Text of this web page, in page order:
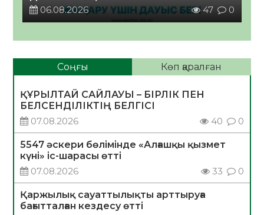
06.08.2026
47 0
Соңғы Көп қаралған
ҚҰРЫЛТАЙ САЙЛАУЫ – БІРЛІК ПЕН
БЕЛСЕНДІЛІКТІҢ БЕЛГІСІ
07.08.2026
40 0
5547 әскери бөлімінде «Алғашқы қызмет
күні» іс-шарасы өтті
07.08.2026
33 0
Қаржылық сауаттылықты арттыруға
бағытталған кездесу өтті